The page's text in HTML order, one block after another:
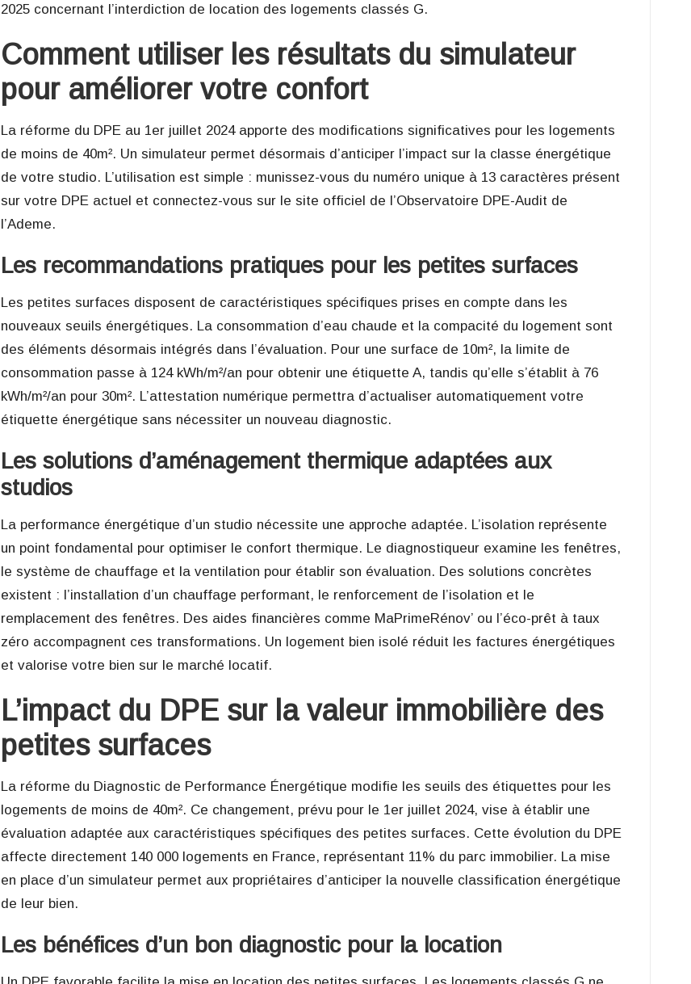
2025 concernant l’interdiction de location des logements classés G.
Comment utiliser les résultats du simulateur
pour améliorer votre confort
La réforme du DPE au 1er juillet 2024 apporte des modifications significatives pour les logements
de moins de 40m². Un simulateur permet désormais d’anticiper l’impact sur la classe énergétique
de votre studio. L’utilisation est simple : munissez-vous du numéro unique à 13 caractères présent
sur votre DPE actuel et connectez-vous sur le site officiel de l’Observatoire DPE-Audit de
l’Ademe.
Les recommandations pratiques pour les petites surfaces
Les petites surfaces disposent de caractéristiques spécifiques prises en compte dans les
nouveaux seuils énergétiques. La consommation d’eau chaude et la compacité du logement sont
des éléments désormais intégrés dans l’évaluation. Pour une surface de 10m², la limite de
consommation passe à 124 kWh/m²/an pour obtenir une étiquette A, tandis qu’elle s’établit à 76
kWh/m²/an pour 30m². L’attestation numérique permettra d’actualiser automatiquement votre
étiquette énergétique sans nécessiter un nouveau diagnostic.
Les solutions d’aménagement thermique adaptées aux
studios
La performance énergétique d’un studio nécessite une approche adaptée. L’isolation représente
un point fondamental pour optimiser le confort thermique. Le diagnostiqueur examine les fenêtres,
le système de chauffage et la ventilation pour établir son évaluation. Des solutions concrètes
existent : l’installation d’un chauffage performant, le renforcement de l’isolation et le
remplacement des fenêtres. Des aides financières comme MaPrimeRénov’ ou l’éco-prêt à taux
zéro accompagnent ces transformations. Un logement bien isolé réduit les factures énergétiques
et valorise votre bien sur le marché locatif.
L’impact du DPE sur la valeur immobilière des
petites surfaces
La réforme du Diagnostic de Performance Énergétique modifie les seuils des étiquettes pour les
logements de moins de 40m². Ce changement, prévu pour le 1er juillet 2024, vise à établir une
évaluation adaptée aux caractéristiques spécifiques des petites surfaces. Cette évolution du DPE
affecte directement 140 000 logements en France, représentant 11% du parc immobilier. La mise
en place d’un simulateur permet aux propriétaires d’anticiper la nouvelle classification énergétique
de leur bien.
Les bénéfices d’un bon diagnostic pour la location